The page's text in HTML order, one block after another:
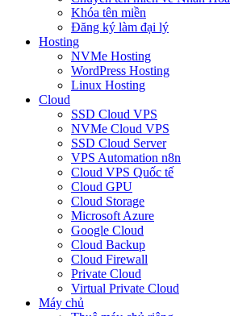
Khóa tên miền
Đăng ký làm đại lý
Hosting
NVMe Hosting
WordPress Hosting
Linux Hosting
Cloud
SSD Cloud VPS
NVMe Cloud VPS
SSD Cloud Server
VPS Automation n8n
Cloud VPS Quốc tế
Cloud GPU
Cloud Storage
Microsoft Azure
Google Cloud
Cloud Backup
Cloud Firewall
Private Cloud
Virtual Private Cloud
Máy chủ